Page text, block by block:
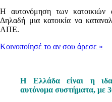
Η αυτονόμηση των κατοικιών
Δηλαδή μια κατοικία να
ΑΠΕ.
Κοινοποίησέ το αν σου άρεσε »
Η Ελλάδα είναι η
αυτόνομα συστήματα, με